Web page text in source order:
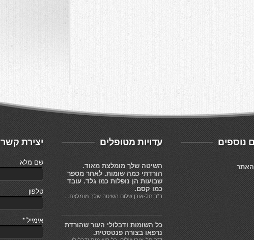
נוספים עדויות מטופלים
השיטה שלך מומלצת מאוד.
הורדתי כמה שומות. לאחר מספר
שבועות הן נופלות כמו גלד. עובד
כמו קסם.
ד"ר תל-אורן שלום השיטה שלך מומלצת...
כל השומות ודבלולי העור שהורדת
נרפאו בצורה פנטסטית.
יצירת קשר
שם מלא
טלפון
אימייל*